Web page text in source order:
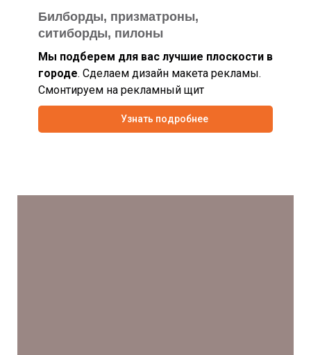
Билборды, призматроны,
ситиборды, пилоны
Мы подберем для вас лучшие плоскости в
городе. Сделаем дизайн макета рекламы.
Смонтируем на рекламный щит
Узнать подробнее